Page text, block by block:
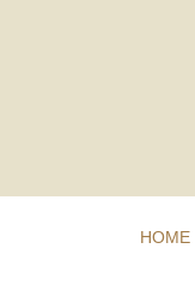
HOME